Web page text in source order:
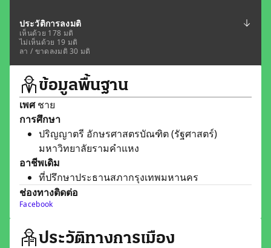
ประวัติการลงมติ
เห็นด้วย 178 มติ
ไม่เห็นด้วย 19 มติ
ลา / ขาดลงมติ 30 มติ
ข้อมูลพื้นฐาน
เพศชาย
การศึกษา
ปริญญาตรี อักษรศาสตรบัณฑิต (รัฐศาสตร์)
มหาวิทยาลัยรามคำแหง
อาชีพเดิม
ที่ปรึกษาประธานสภากรุงเทพมหานคร
ช่องทางติดต่อ
Facebook
ประวัติทางการเมือง